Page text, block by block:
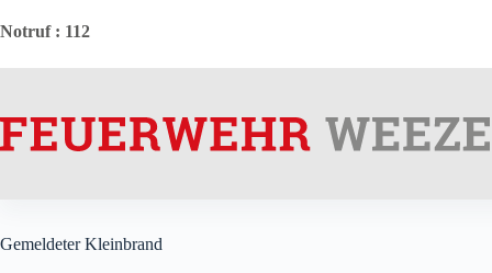
Inhalt
Notruf: 112
Gemeldeter Kleinbrand